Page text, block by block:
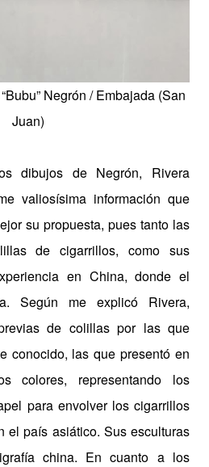
Negrón /Embajada (San
Juan)
dibujos de Negrón, Rivera
valiosísima información que
su propuesta, pues tanto las
de cigarrillos, como sus
en China, donde el
Según me explicó Rivera,
de colillas por las que
conocido, las que presentó en
colores, representando los
para envolver los cigarrillos
el país asiático. Sus esculturas
china. En cuanto a los